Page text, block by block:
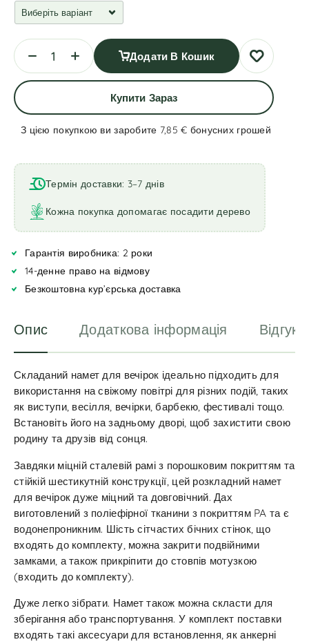
Додати В Кошик
Купити Зараз
З цією покупкою ви заробите 7,85 € бонусних грошей
l
t
e
r
n
t
i
Термін доставки: 3–7 днів
Кожна покупка допомагає посадити дерево
Гарантія виробника: 2 роки
14-денне право на відмову
Безкоштовна кур’єрська доставка
Опис Додаткова інформація
Складаний намет для вечірок ідеально підходить для
використання на свіжому повітрі для різних подій, таких
як виступи, весілля, вечірки, барбекю, фестивалі тощо.
Встановіть його на задньому дворі, щоб захистити свою
родину та друзів від сонця.
Завдяки міцній сталевій рамі з порошковим покриттям та
стійкій шестикутній конструкції, цей розкладний намет
для вечірок дуже міцний та довговічний. Дах
виготовлений з поліефірної тканини з покриттям PA та є
водонепроникним. Шість сітчастих бічних стінок, що
входять до комплекту, можна закрити подвійними
замками, а також прикріпити до стовпів мотузкою
(входить до комплекту).
Дуже легко зібрати. Намет також можна скласти для
зберігання або транспортування. У комплект поставки
входять такі аксесуари для встановлення, як анкерні